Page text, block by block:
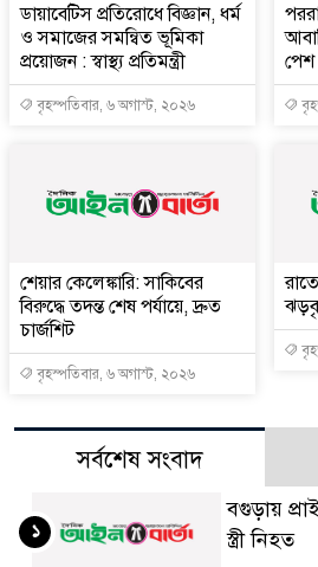
ডায়াবেটিস প্রতিরোধে বিজ্ঞান, ধর্ম
ও সমাজের সমন্বিত ভূমিকা
প্রয়োজন : স্বাস্থ্য প্রতিমন্ত্রী
বৃহস্পতিবার, ৬ অগাস্ট, ২০২৬
পেশ
শেয়ার কেলেঙ্কারি: সাকিবের
বিরুদ্ধে তদন্ত শেষ পর্যায়ে, দ্রুত
চার্জশিট
বৃহস্পতিবার, ৬ অগাস্ট, ২০২৬
সর্বশেষ সংবাদ
বগুড়ায়
স্ত্রী নিহত
১